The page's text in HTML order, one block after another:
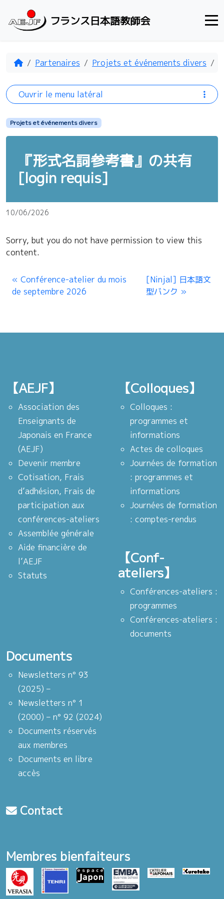
フランス日本語教師会
AccueilPartenaires Projets et événements divers
Projets et événements divers
『形式名詞参考書』の共有
[login requis]
10/06/2026
Sorry, but you do not have permission to view this
content.
Conférence-atelier du mois
de septembre 2026
[Ninjal] 日本語文
型バンク
Ouvrir le menu latéral
【AEJF】
Association des
Enseignants de
Japonais en France
(AEJF)
Devenir membre
Cotisation, Frais
d’adhésion, Frais de
participation aux
conférences-ateliers
Assemblée générale
Aide financière de
l’AEJF
Statuts
【Colloques】
Colloques :
programmes et
informations
Actes de colloques
Journées de formation
: programmes et
informations
Journées de formation
: comptes-rendus
【Conf-
ateliers】
Conférences-ateliers :
programmes
Conférences-ateliers :
documents
Documents
Newsletters n° 93
(2025) –
Newsletters n° 1
(2000) – n° 92 (2024)
Documents réservés
aux membres
Documents en libre
accès
Contact
Membres bienfaiteurs